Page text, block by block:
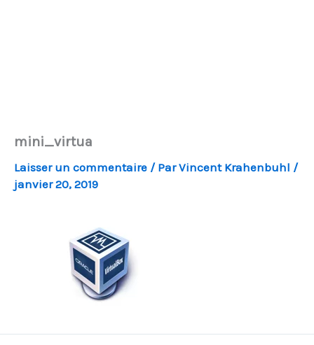
mini_virtua
Laisser un commentaire / ParVincent Krahenbuhl /
janvier 20, 2019